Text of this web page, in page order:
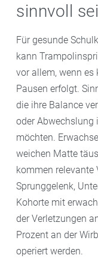
sinnvoll
Für gesunde
kann
vor allem, wenn
Pausen erfolgt.
die ihre Balance
oder Abwechslung
möchten.
weichen Matte
kommen relevante
Sprunggelenk,
Kohorte mit
der Verletzungen
Prozent an der
operiert werden.